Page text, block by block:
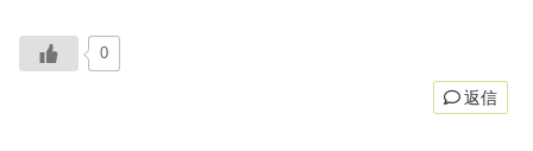
0
返信